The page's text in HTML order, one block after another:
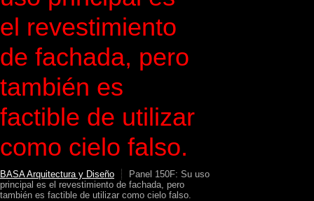
el revestimiento
de fachada, pero
también es
factible de utilizar
como cielo falso.
BASA Arquitectura y Diseño
Panel 150F: Su uso
principal es el revestimiento de fachada, pero
también es factible de utilizar como cielo falso.